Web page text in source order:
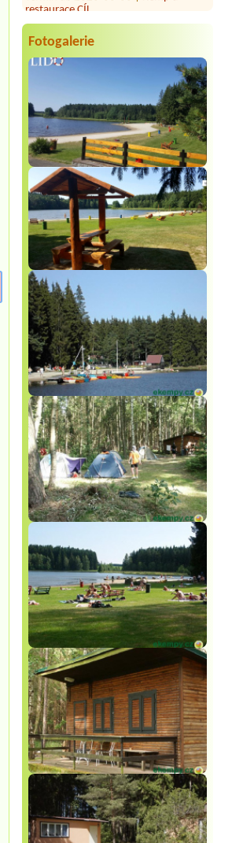
Termin ab 2026-07-24 |Hotel a
bungalovy Benedikt
2personen Bungalow
Autokempink
3mista pro stany a auta
Termin ab 2026-07-30 |TRANSKEMP
Hracholusky
1 Stellplatz, 2 Erwachsene,
Stromanschluss
Termin ab 2026-08-03 |
Autocamping
a hotel Na Špici
2L Chatka se sprchou a WC
Termin ab 2026-07-29 | Rekreační
areál Ontario
2 místa pro stan 4 dospělí + 2 děti a 3
psY
Fotogalerie